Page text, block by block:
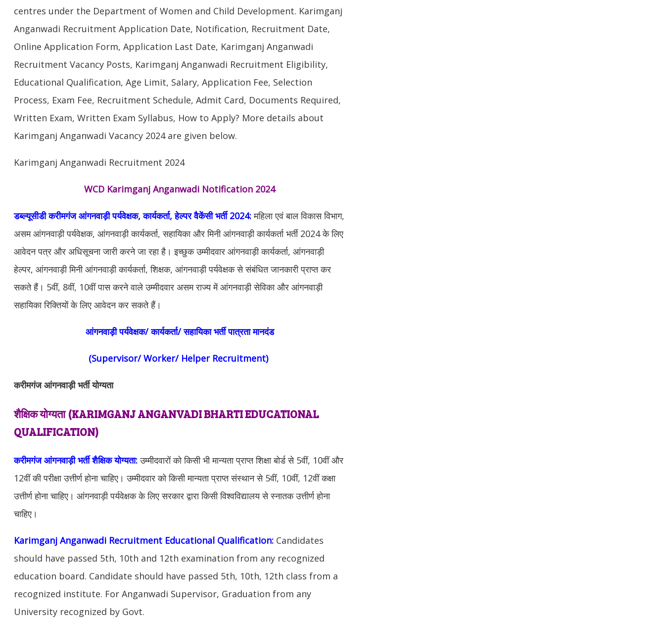
centres under the Department of Women and Child Development. Karimganj
Anganwadi Recruitment Application Date, Notification, Recruitment Date,
Online Application Form, Application Last Date, Karimganj Anganwadi
Recruitment Vacancy Posts, Karimganj Anganwadi Recruitment Eligibility,
Educational Qualification, Age Limit, Salary, Application Fee, Selection
Process, Exam Fee, Recruitment Schedule, Admit Card, Documents Required,
Written Exam, Written Exam Syllabus, How to Apply? More details about
Karimganj Anganwadi Vacancy 2024 are given below.
Karimganj Anganwadi Recruitment 2024
WCD Karimganj Anganwadi Notification 2024
डब्ल्यूसीडी करीमगंज आंगनवाड़ी पर्यवेक्षक, कार्यकर्ता, हेल्पर वैकेंसी भर्ती 2024: महिला एवं बाल विकास विभाग,
असम आंगनवाड़ी पर्यवेक्षक, आंगनवाड़ी कार्यकर्ता, सहायिका और मिनी आंगनवाड़ी कार्यकर्ता भर्ती 2024 के लिए
आवेदन पत्र और अधिसूचना जारी करने जा रहा है। इच्छुक उम्मीदवार आंगनवाड़ी कार्यकर्ता, आंगनवाड़ी
हेल्पर, आंगनवाड़ी मिनी आंगनवाड़ी कार्यकर्ता, शिक्षक, आंगनवाड़ी पर्यवेक्षक से संबंधित जानकारी प्राप्त कर
सकते हैं। 5वीं, 8वीं, 10वीं पास करने वाले उम्मीदवार असम राज्य में आंगनवाड़ी सेविका और आंगनवाड़ी
सहायिका रिक्तियों के लिए आवेदन कर सकते हैं।
आंगनवाड़ी पर्यवेक्षक/ कार्यकर्ता/ सहायिका भर्ती पात्रता मानदंड
(Supervisor/ Worker/ Helper Recruitment)
करीमगंज आंगनवाड़ी भर्ती योग्यता
शैक्षिक योग्यता(KARIMGANJ ANGANVADI BHARTI EDUCATIONAL
QUALIFICATION)
करीमगंज आंगनवाड़ी भर्ती शैक्षिक योग्यता: उम्मीदवारों को किसी भी मान्यता प्राप्त शिक्षा बोर्ड से 5वीं, 10वीं और
12वीं की परीक्षा उत्तीर्ण होना चाहिए। उम्मीदवार को किसी मान्यता प्राप्त संस्थान से 5वीं, 10वीं, 12वीं कक्षा
उत्तीर्ण होना चाहिए। आंगनवाड़ी पर्यवेक्षक के लिए सरकार द्वारा किसी विश्वविद्यालय से स्नातक उत्तीर्ण होना
चाहिए।
Karimganj Anganwadi Recruitment Educational Qualification: Candidates
should have passed 5th, 10th and 12th examination from any recognized
education board. Candidate should have passed 5th, 10th, 12th class from a
recognized institute. For Anganwadi Supervisor, Graduation from any
University recognized by Govt.